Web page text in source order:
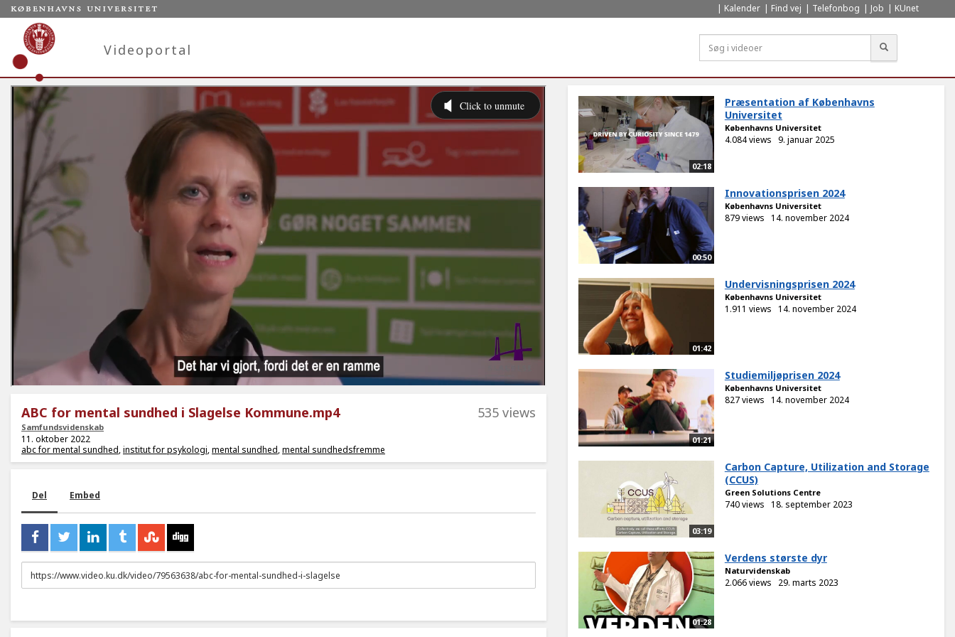
Kalender Find vej Telefonbog Job KUnet
Videoportal
ABC for mental sundhed i Slagelse Kommune.mp4
Samfundsvidenskab
535 views
11. oktober 2022
abc for mental sundhed,institut for psykologi,mental sundhed,mental sundhedsfremme
Del Embed
URL
to
02:18
Præsentation af Københavns
Universitet
Københavns Universitet
4.084 views 9. januar 2025
00:50
Innovationsprisen 2024
Københavns Universitet
879 views 14. november 2024
01:42
Undervisningsprisen 2024
Københavns Universitet
1.911 views 14. november 2024
01:21
Studiemiljøprisen 2024
Københavns Universitet
827 views 14. november 2024
03:19
Carbon Capture, Utilization and Storage
(CCUS)
Green Solutions Centre
740 views 18. september 2023
01:28
Verdens største dyr
Naturvidenskab
2.066 views 29. marts 2023